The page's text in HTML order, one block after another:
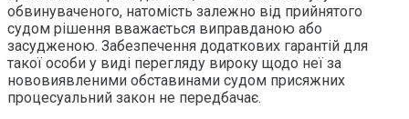
обвинуваченого, натомість залежно від прийнятого
судом рішення вважається виправданою або
засудженою. Забезпечення додаткових гарантій для
такої особи у виді перегляду вироку щодо неї за
нововиявленими обставинами судом присяжних
процесуальний закон не передбачає.